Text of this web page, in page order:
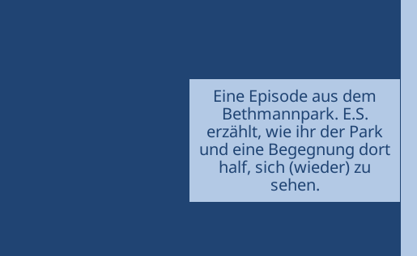
Eine Episode aus dem
Bethmannpark. E.S.
erzählt, wie ihr der Park
und eine Begegnung dort
half, sich (wieder) zu
sehen.